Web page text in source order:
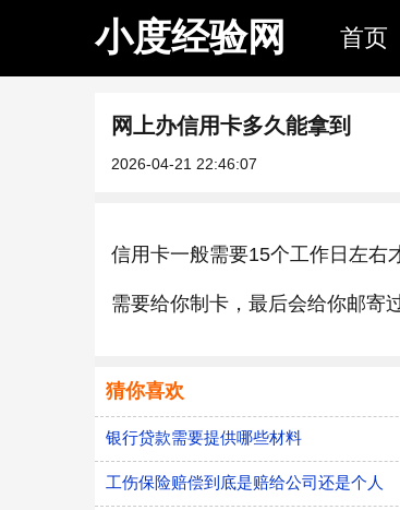
小度经验网 首页
网上办信用卡多久能拿到
2026-04-21 22:46:07
信用卡一般需要15个工作日左右
需要给你制卡，最后会给你邮寄
猜你喜欢
银行贷款需要提供哪些材料
工伤保险赔偿到底是赔给公司还是个人